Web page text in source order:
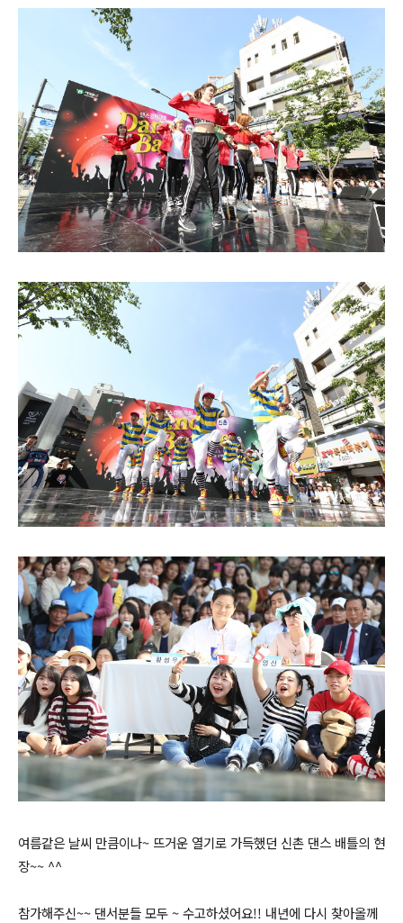
여름같은 날씨 만큼이나~ 뜨거운 열기로 가득했던 신촌 댄스 배틀의 현
장~~ ^^
참가해주신~~ 댄서분들 모두 ~ 수고하셨어요!! 내년에 다시 찾아올께